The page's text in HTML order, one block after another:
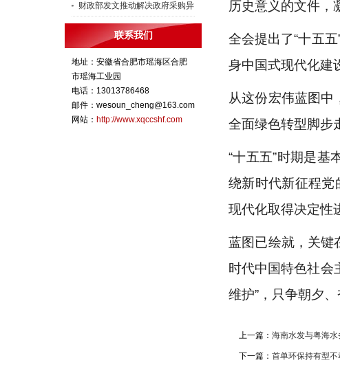
财政部发文推动解决政府采购异
联系我们
地址：安徽省合肥市瑶海区合肥
市瑶海工业园
电话：13013786468
邮件：wesoun_cheng@163.com
网站： http://www.xqccshf.com
历史意义的文件，
全会提出了“十五
身中国式现代化建
从这份宏伟蓝图
全面绿色转型脚
“十五五”时期是基
绕新时代新征程党
现代化取得决定性
蓝图已绘就，关键
时代中国特色社会
维护”，只争朝夕
上一篇： 海南水发与粤海
下一篇： 首单环保持有型